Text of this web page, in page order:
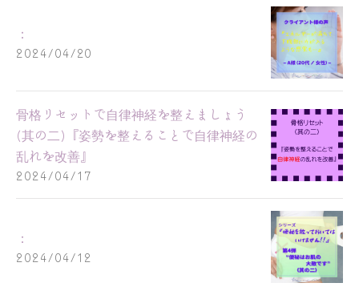
：
2024/04/20
骨格リセットで自律神経を整えましょう
(其の二)『姿勢を整えることで自律神経の
乱れを改善』
2024/04/17
：
2024/04/12